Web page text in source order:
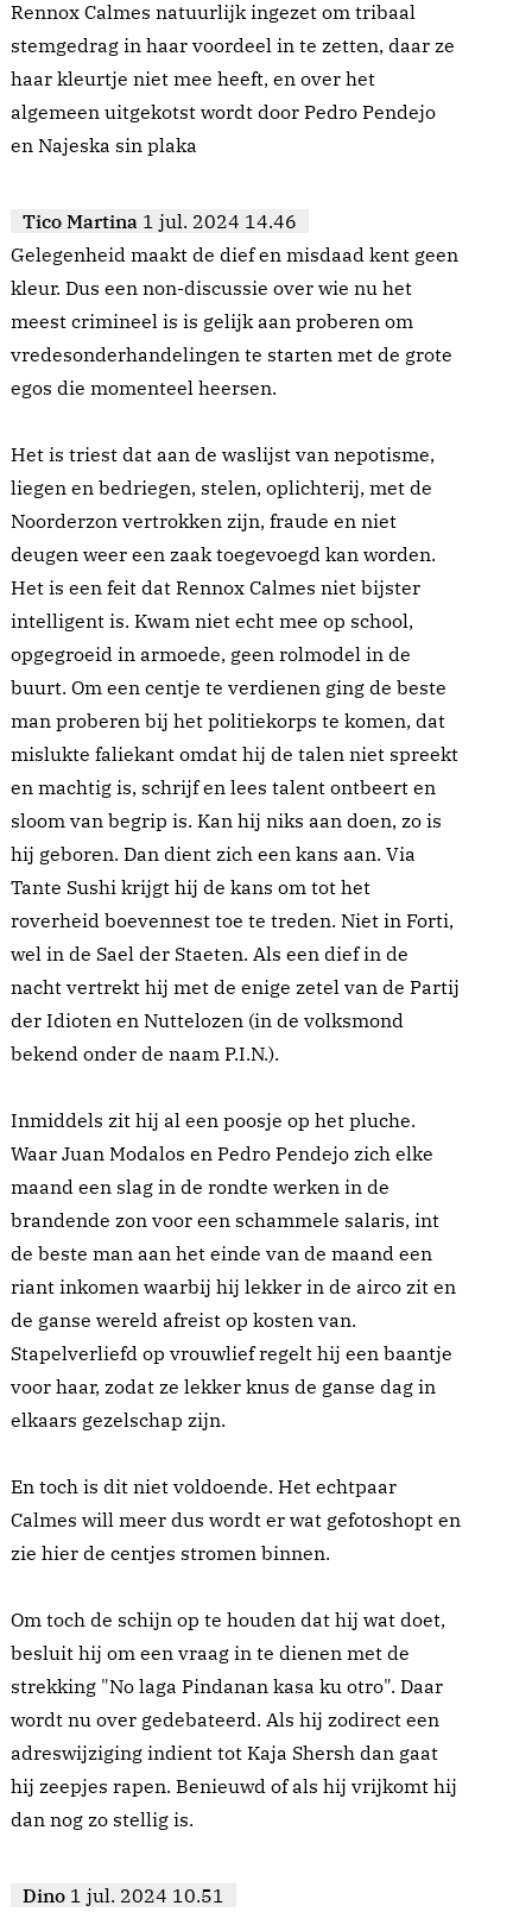
Rennox Calmes natuurlijk ingezet om tribaal
stemgedrag in haar voordeel in te zetten, daar ze
haar kleurtje niet mee heeft, en over het
algemeen uitgekotst wordt door Pedro Pendejo
en Najeska sin plaka
Tico Martina 1 jul. 2024 14.46
Gelegenheid maakt de dief en misdaad kent geen
kleur. Dus een non-discussie over wie nu het
meest crimineel is is gelijk aan proberen om
vredesonderhandelingen te starten met de grote
egos die momenteel heersen.
Het is triest dat aan de waslijst van nepotisme,
liegen en bedriegen, stelen, oplichterij, met de
Noorderzon vertrokken zijn, fraude en niet
deugen weer een zaak toegevoegd kan worden.
Het is een feit dat Rennox Calmes niet bijster
intelligent is. Kwam niet echt mee op school,
opgegroeid in armoede, geen rolmodel in de
buurt. Om een centje te verdienen ging de beste
man proberen bij het politiekorps te komen, dat
mislukte faliekant omdat hij de talen niet spreekt
en machtig is, schrijf en lees talent ontbeert en
sloom van begrip is. Kan hij niks aan doen, zo is
hij geboren. Dan dient zich een kans aan. Via
Tante Sushi krijgt hij de kans om tot het
roverheid boevennest toe te treden. Niet in Forti,
wel in de Sael der Staeten. Als een dief in de
nacht vertrekt hij met de enige zetel van de Partij
der Idioten en Nuttelozen (in de volksmond
bekend onder de naam P.I.N.).
Inmiddels zit hij al een poosje op het pluche.
Waar Juan Modalos en Pedro Pendejo zich elke
maand een slag in de rondte werken in de
brandende zon voor een schammele salaris, int
de beste man aan het einde van de maand een
riant inkomen waarbij hij lekker in de airco zit en
de ganse wereld afreist op kosten van.
Stapelverliefd op vrouwlief regelt hij een baantje
voor haar, zodat ze lekker knus de ganse dag in
elkaars gezelschap zijn.
En toch is dit niet voldoende. Het echtpaar
Calmes will meer dus wordt er wat gefotoshopt en
zie hier de centjes stromen binnen.
Om toch de schijn op te houden dat hij wat doet,
besluit hij om een vraag in te dienen met de
strekking "No laga Pindanan kasa ku otro". Daar
wordt nu over gedebateerd. Als hij zodirect een
adreswijziging indient tot Kaja Shersh dan gaat
hij zeepjes rapen. Benieuwd of als hij vrijkomt hij
dan nog zo stellig is.
Dino 1 jul. 2024 10.51